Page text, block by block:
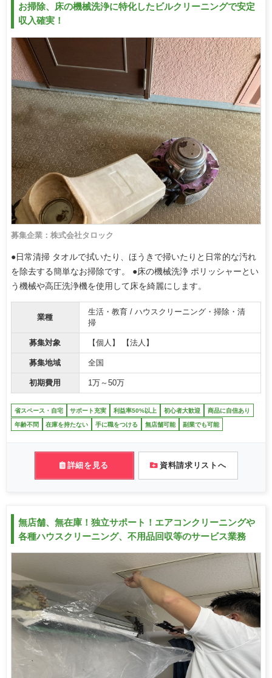
お掃除、床の機械洗浄に特化したビルクリーニングで安定
収入確実！
募集企業：株式会社タロック
●日常清掃 タオルで拭いたり、ほうきで掃いたりと日常的な汚れ
を除去する簡単なお掃除です。 ●床の機械洗浄 ポリッシャーとい
う機械や高圧洗浄機を使用して床を綺麗にします。
業種
生活・教育 / ハウスクリーニング・掃除・清
掃
募集対象 【個人】 【法人】
募集地域 全国
初期費用 1万～50万
省スペース・自宅 サポート充実 利益率50%以上 初心者大歓迎 商品に自信あり
年齢不問 在庫を持たない 手に職をつける 無店舗可能 副業でも可能
詳細を見る 資料請求リストへ
無店舗、無在庫！独立サポート！エアコンクリーニングや
各種ハウスクリーニング、不用品回収等のサービス業務